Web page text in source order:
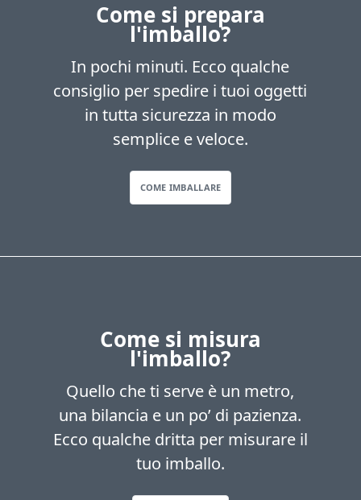
Come si prepara
l'imballo?
In pochi minuti. Ecco qualche
consiglio per spedire i tuoi oggetti
in tutta sicurezza in modo
semplice e veloce.
COME IMBALLARE
Come si misura
l'imballo?
Quello che ti serve è un metro,
una bilancia e un po’ di pazienza.
Ecco qualche dritta per misurare il
tuo imballo.